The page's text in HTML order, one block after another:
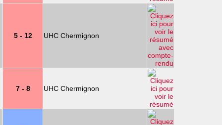
5 - 12 UHC Chermignon
7 - 8 UHC Chermignon